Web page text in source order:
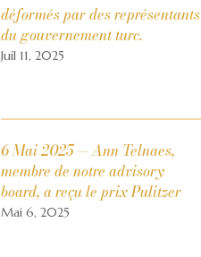
déformés par des représentants
du gouvernement turc.
Juil 11, 2025
6 Mai 2025 — Ann Telnaes,
membre de notre advisory
board, a reçu le prix Pulitzer
Mai 6, 2025